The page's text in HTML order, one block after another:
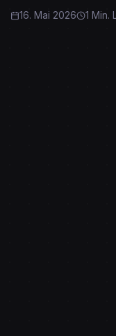
16. Mai 2026 1 Min.